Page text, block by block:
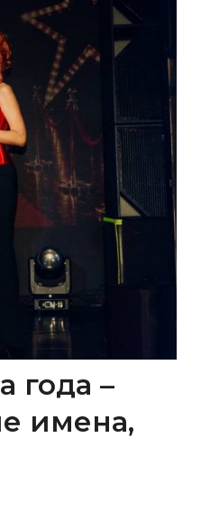
года –
имена,